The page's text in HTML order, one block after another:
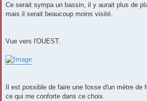
Ce serait sympa un bassin, il y aurait plus de
mais il serait beaucoup moins visité.
Vue vers l'OUEST.
Il est possible de faire une fosse d'un mètre de
ce qui me conforte dans ce choix.